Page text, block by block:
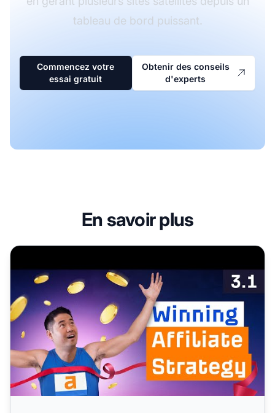
tableau de bord puissant.
Commencez votre
essai gratuit
Obtenir des conseils
d'experts
En savoir plus
Concevoir une stratégie de marketing d'affiliation